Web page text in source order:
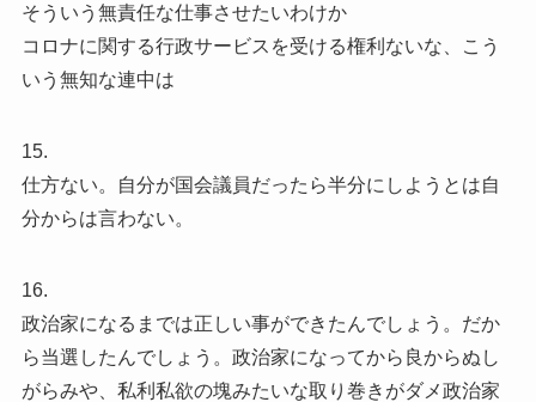
そういう無責任な仕事させたいわけか
コロナに関する行政サービスを受ける権利ないな、こう
いう無知な連中は
15.
仕方ない。自分が国会議員だったら半分にしようとは自
分からは言わない。
16.
政治家になるまでは正しい事ができたんでしょう。だか
ら当選したんでしょう。政治家になってから良からぬし
がらみや、私利私欲の塊みたいな取り巻きがダメ政治家